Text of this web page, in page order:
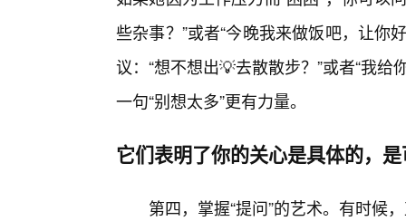
些杂事？”或者“今晚我来做饭吧，让你
议：“想不想出💡去散散步？”或者“我
一句“别想太多”更有力量。
它们表明了你的关心是具体的，
第四，掌握“提问”的艺术。有时候